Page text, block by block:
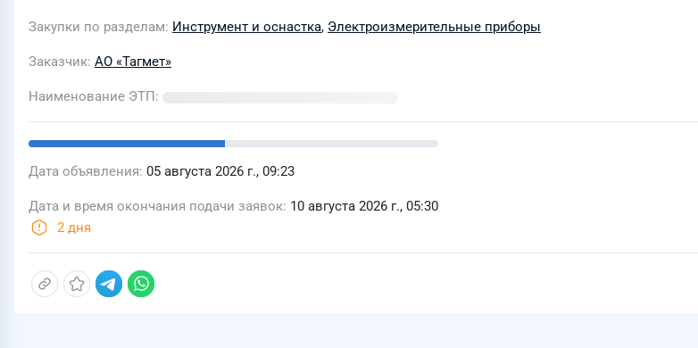
Закупки по разделам Инструмент и оснастка, Электроизмерительные приборы
Заказчик АО «Тагмет»
Наименование ЭТП
Дата объявления 05 августа 2026 г., 09:23
Дата и время окончания подачи заявок 10 августа 2026 г., 05:30
2 дня